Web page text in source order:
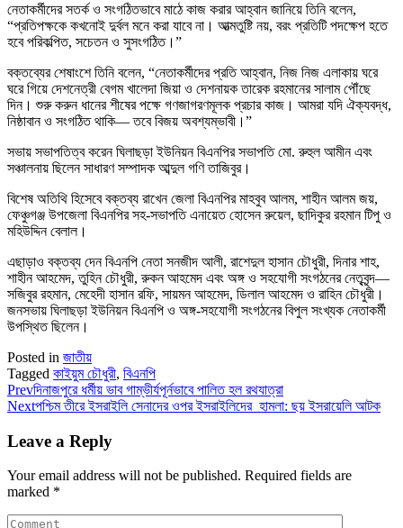
নেতাকর্মীদের সতর্ক ও সংগঠিতভাবে মাঠে কাজ করার আহ্বান জানিয়ে তিনি বলেন,
“প্রতিপক্ষকে কখনোই দুর্বল মনে করা যাবে না। আত্মতুষ্টি নয়, বরং প্রতিটি পদক্ষেপ হতে
হবে পরিকল্পিত, সচেতন ও সুসংগঠিত।”
বক্তব্যের শেষাংশে তিনি বলেন, “নেতাকর্মীদের প্রতি আহ্বান, নিজ নিজ এলাকায় ঘরে
ঘরে গিয়ে দেশনেত্রী বেগম খালেদা জিয়া ও দেশনায়ক তারেক রহমানের সালাম পৌঁছে
দিন। শুরু করুন ধানের শীষের পক্ষে গণজাগরণমূলক প্রচার কাজ। আমরা যদি ঐক্যবদ্ধ,
নিষ্ঠাবান ও সংগঠিত থাকি— তবে বিজয় অবশ্যম্ভাবী।”
সভায় সভাপতিত্ব করেন ঘিলাছড়া ইউনিয়ন বিএনপির সভাপতি মো. রুহুল আমীন এবং
সঞ্চালনায় ছিলেন সাধারণ সম্পাদক আব্দুল গণি তাজিবুর।
বিশেষ অতিথি হিসেবে বক্তব্য রাখেন জেলা বিএনপির মাহবুব আলম, শাহীন আলম জয়,
ফেঞ্চুগঞ্জ উপজেলা বিএনপির সহ-সভাপতি এনায়েত হোসেন রুয়েল, ছাদিকুর রহমান টিপু ও
মহিউদ্দিন বেলাল।
এছাড়াও বক্তব্য দেন বিএনপি নেতা সনজীদ আলী, রাশেদুল হাসান চৌধুরী, দিনার শাহ,
শাহীন আহমেদ, তুহিন চৌধুরী, রুকন আহমেদ এবং অঙ্গ ও সহযোগী সংগঠনের নেতৃবৃন্দ—
সজিবুর রহমান, মেহেদী হাসান রফি, সায়মন আহমেদ, ডিলাল আহমেদ ও রাহিন চৌধুরী।
জনসভায় ঘিলাছড়া ইউনিয়ন বিএনপি ও অঙ্গ-সহযোগী সংগঠনের বিপুল সংখ্যক নেতাকর্মী
উপস্থিত ছিলেন।
Posted in জাতীয়
Tagged কাইয়ুম চৌধুরী, বিএনপি
Prevদিনাজপুরে ধর্মীয় ভাব গাম্ভীর্যপূর্নভাবে পালিত হল রথযাত্রা
Nextপশ্চিম তীরে ইসরাইলি সেনাদের ওপর ইসরাইলিদের হামলা: ছয় ইসরায়েলি আটক
Leave a Reply
Your email address will not be published. Required fields are
marked *